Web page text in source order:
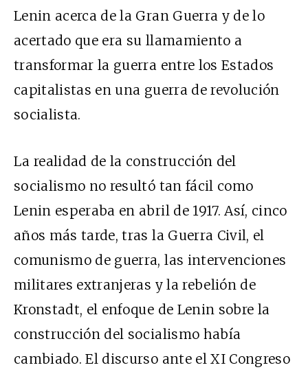
Lenin acerca de la Gran Guerra y de lo
acertado que era su llamamiento a
transformar la guerra entre los Estados
capitalistas en una guerra de revolución
socialista.
La realidad de la construcción del
socialismo no resultó tan fácil como
Lenin esperaba en abril de 1917. Así, cinco
años más tarde, tras la Guerra Civil, el
comunismo de guerra, las intervenciones
militares extranjeras y la rebelión de
Kronstadt, el enfoque de Lenin sobre la
construcción del socialismo había
cambiado. El discurso ante el XI Congreso